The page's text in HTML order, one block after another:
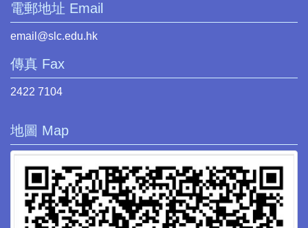
電郵地址 Email
email@slc.edu.hk
傳真 Fax
2422 7104
地圖 Map